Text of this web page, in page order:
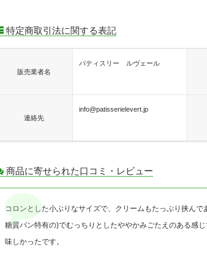
特定商取引法に関する表記
販売業者名
パティスリー ルヴェール
連絡先
info@patisserielevert.jp
商品に寄せられた口コミ・レビュー
コロンとした小ぶりなサイズで、クリームもたっぷり挟ん
糖質パン特有の)でむっちりとしたややかみごたえのある感
味しかったです。